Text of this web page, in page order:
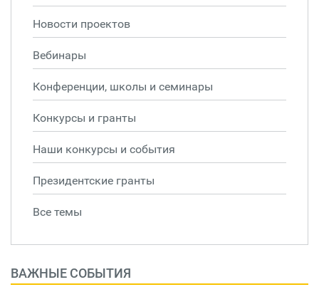
Новости проектов
Вебинары
Конференции, школы и семинары
Конкурсы и гранты
Наши конкурсы и события
Президентские гранты
Все темы
ВАЖНЫЕ СОБЫТИЯ